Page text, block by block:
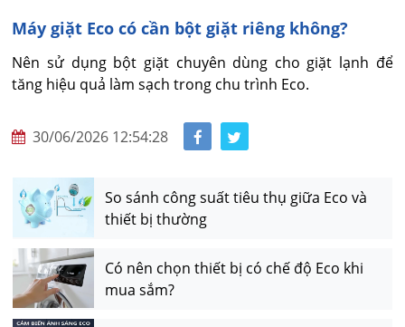
Máy giặt Eco có cần bột giặt riêng không?
Nên sử dụng bột giặt chuyên dùng cho giặt lạnh để
tăng hiệu quả làm sạch trong chu trình Eco.
30/06/2026 12:54:28
So sánh công suất tiêu thụ giữa Eco và
thiết bị thường
Có nên chọn thiết bị có chế độ Eco khi
mua sắm?